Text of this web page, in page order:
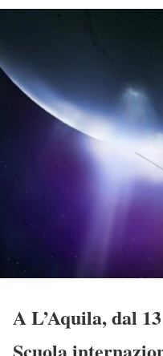
A L’Aquila, dal